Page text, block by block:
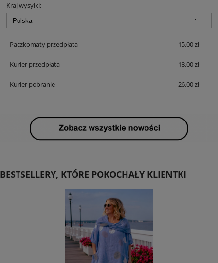
Kraj wysyłki:
Paczkomaty przedpłata 15,00 zł
Kurier przedpłata 18,00 zł
Kurier pobranie 26,00 zł
BESTSELLERY, KTÓRE POKOCHAŁY KLIENTKI